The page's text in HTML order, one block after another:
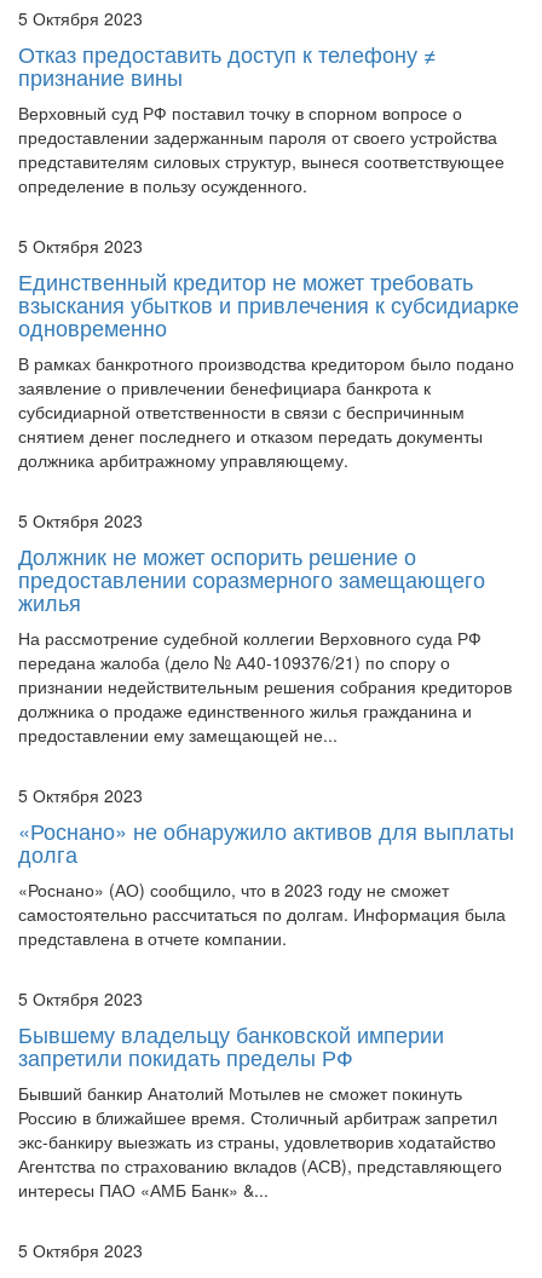
признание вины
Верховный суд РФ поставил точку в спорном вопросе о
предоставлении задержанным пароля от своего устройства
представителям силовых структур, вынеся соответствующее
определение в пользу осужденного.
5 Октября 2023
взыскания убытков и привлечения к субсидиарке
одновременно
В рамках банкротного производства кредитором было подано
заявление о привлечении бенефициара банкрота к
субсидиарной ответственности в связи с беспричинным
снятием денег последнего и отказом передать документы
должника арбитражному управляющему.
5 Октября 2023
предоставлении соразмерного замещающего
жилья
На рассмотрение судебной коллегии Верховного суда РФ
передана жалоба (дело № А40-109376/21) по спору о
признании недействительным решения собрания кредиторов
должника о продаже единственного жилья гражданина и
предоставлении ему замещающей не...
5 Октября 2023
долга
«Роснано» (АО) сообщило, что в 2023 году не сможет
самостоятельно рассчитаться по долгам. Информация была
представлена в отчете компании.
5 Октября 2023
запретили покидать пределы РФ
Бывший банкир Анатолий Мотылев не сможет покинуть
Россию в ближайшее время. Столичный арбитраж запретил
экс-банкиру выезжать из страны, удовлетворив ходатайство
Агентства по страхованию вкладов (АСВ), представляющего
интересы ПАО «АМБ Банк» &...
5 Октября 2023
обществе может быть недостаточно